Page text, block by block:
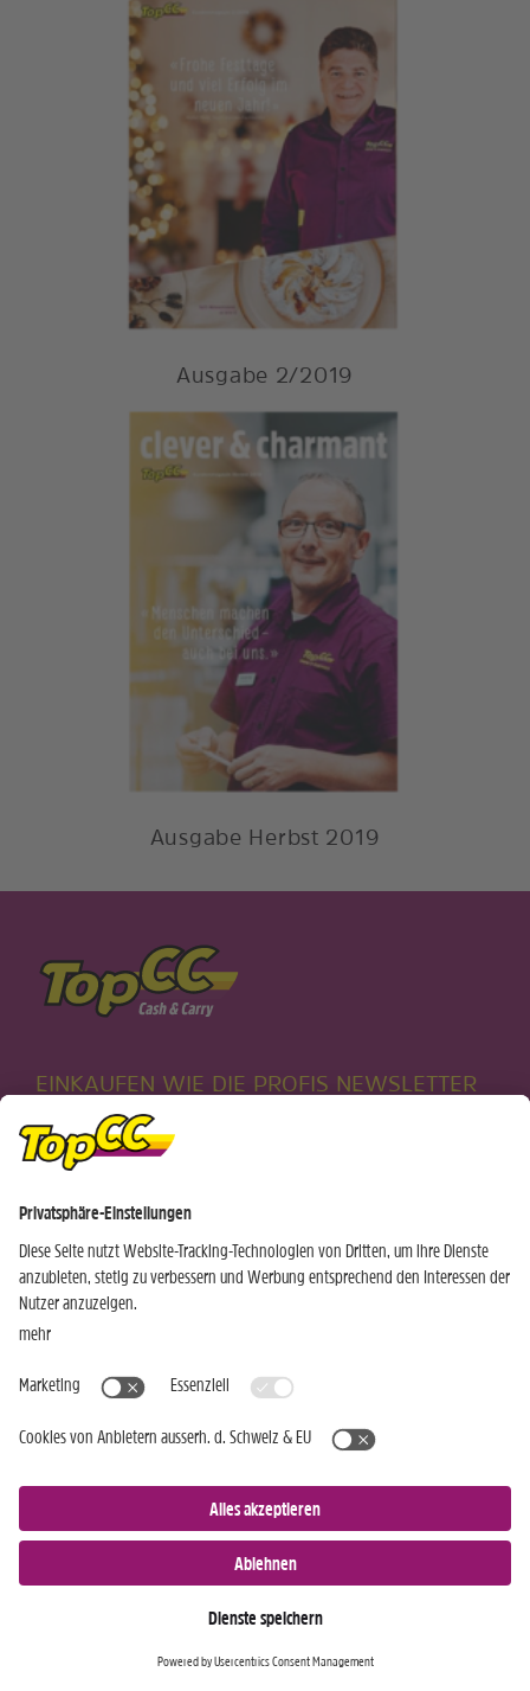
Ausgabe 2/2019
Ausgabe Herbst 2019
EINKAUFEN WIE DIE PROFIS NEWSLETTER
Ich bin bereits TopCC Kunde
JETZT ANMELDEN »
Nur für Android-Geräte
Einkaufen
Standorte
Genusswelten
Weinwelt
Gastro-Club
Gastronomie
Profi-Shop